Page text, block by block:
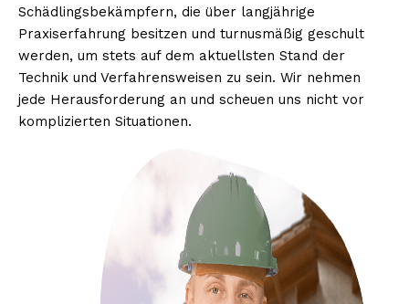
Schädlingsbekämpfern, die über langjährige
Praxiserfahrung besitzen und turnusmäßig geschult
werden, um stets auf dem aktuellsten Stand der
Technik und Verfahrensweisen zu sein. Wir nehmen
jede Herausforderung an und scheuen uns nicht vor
komplizierten Situationen.